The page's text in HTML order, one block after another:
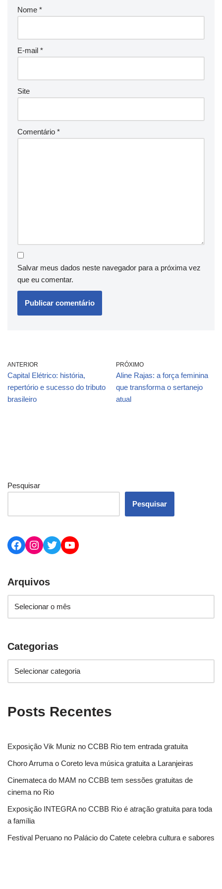
Nome *
E-mail *
Site
Comentário *
Salvar meus dados neste navegador para a próxima vez
que eu comentar.
ANTERIOR
Capital Elétrico: história,
repertório e sucesso do tributo
brasileiro
PRÓXIMO
Aline Rajas: a força feminina
que transforma o sertanejo
atual
Pesquisar
Pesquisar
Arquivos
Categorias
Posts Recentes
Exposição Vik Muniz no CCBB Rio tem entrada gratuita
Choro Arruma o Coreto leva música gratuita a Laranjeiras
Cinemateca do MAM no CCBB tem sessões gratuitas de
cinema no Rio
Exposição INTEGRA no CCBB Rio é atração gratuita para toda
a família
Festival Peruano no Palácio do Catete celebra cultura e sabores